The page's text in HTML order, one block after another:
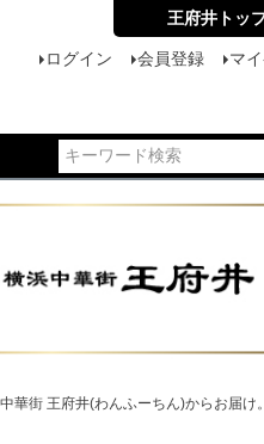
ログイン 会員登録 マ
王府井トッ
街 王府井(わんふーちん)からお届け。